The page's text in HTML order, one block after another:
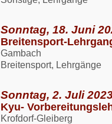
Sonntag, 18. Juni
Breitensport-
Gambach
Breitensport, Lehrgänge
Sonntag, 2. Juli
Kyu-
Krofdorf-Gleiberg